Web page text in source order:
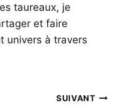
taureaux, je
et faire
univers à travers
SUIVANT